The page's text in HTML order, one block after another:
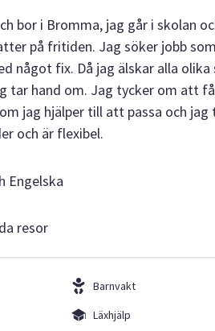
bor i Bromma, jag går i skolan
på fritiden. Jag söker jobb
något fix. Då jag älskar alla
tar hand om. Jag tycker om att
jag hjälper till att passa och
och är flexibel.
Engelska
resor
Barnvakt
Läxhjälp